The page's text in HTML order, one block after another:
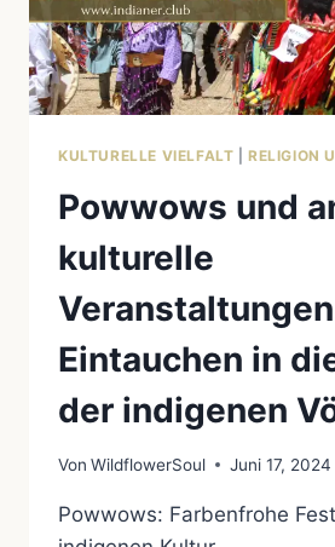
KULTURELLE VIELFALT |RELIGION
Powwows und
kulturelle
Eintauchen in
der indigenen
Von WildflowerSoul Juni 17, 2024
Powwows: Farbenfrohe